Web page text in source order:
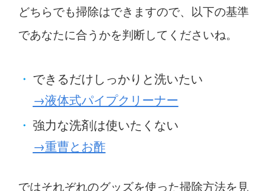
どちらでも掃除はできますので、以下の基準
であなたに合うかを判断してくださいね。
できるだけしっかりと洗いたい
→液体式パイプクリーナー
強力な洗剤は使いたくない
→重曹とお酢
ではそれぞれのグッズを使った掃除方法を見